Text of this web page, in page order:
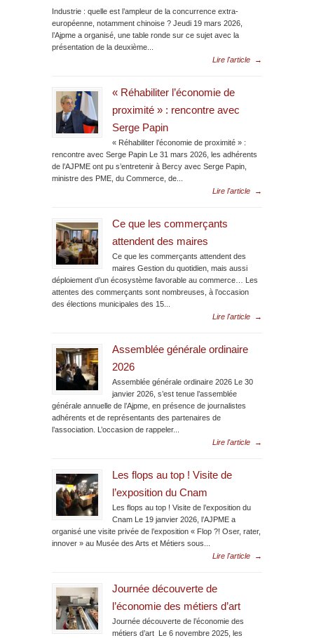
Industrie : quelle est l’ampleur de la concurrence extra-
européenne, notamment chinoise ? Jeudi 19 mars 2026,
l’Ajpme a organisé, une table ronde sur ce sujet avec la
présentation de la deuxième...
Lire l'article
→
« Réhabiliter l’économie de
proximité » : rencontre avec
Serge Papin
« Réhabiliter l’économie de proximité » :
rencontre avec Serge Papin Le 31 mars 2026, les adhérents
de l’AJPME ont pu s’entretenir à Bercy avec Serge Papin,
ministre des PME, du Commerce, de...
Lire l'article
→
Ce que les commerçants
attendent des maires
Ce que les commerçants attendent des
maires Gestion du quotidien, mais aussi
déploiement d’un écosystème favorable au commerce… Les
attentes des commerçants sont nombreuses, à l’occasion
des élections municipales des 15...
Lire l'article
→
Assemblée générale ordinaire
2026
Assemblée générale ordinaire 2026 Le 30
janvier 2026, s’est tenue l’assemblée
générale annuelle de l’Ajpme, en présence de journalistes
adhérents et de représentants des partenaires de
l’association. L’occasion de rappeler...
Lire l'article
→
Les flops au top ! Visite de
l’exposition du Cnam
Les flops au top ! Visite de l’exposition du
Cnam Le 19 janvier 2026, l’AJPME a
organisé une visite privée de l’exposition « Flop ?! Oser, rater,
innover » au Musée des Arts et Métiers sous...
Lire l'article
→
Journée découverte de
l’économie des métiers d’art
Journée découverte de l’économie des
métiers d’art Le 6 novembre 2025, les